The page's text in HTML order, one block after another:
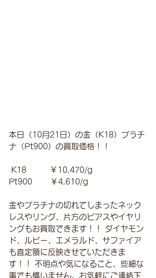
本日（10月21日）の金（K18）プラチ
ナ（Pt900）の買取価格！！
K18　　　￥10,470/g
Pt900　　 ￥4,610/g
金やプラチナの切れてしまったネック
レスやリング、片方のピアスやイヤリ
ングもお買取できます！！ ダイヤモン
ド、ルビー、エメラルド、サファイア
も査定額に反映させていただきま
す！！ 不明点や気になること、些細な
事でも構いません。お気軽にご連絡下